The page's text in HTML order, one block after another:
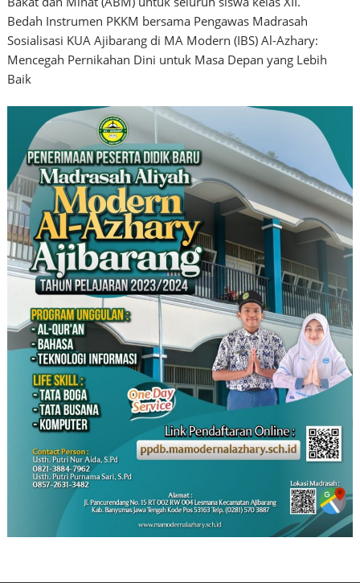
Bedah Instrumen PKKM bersama Pengawas Madrasah
Sosialisasi KUA Ajibarang di MA Modern (IBS) Al-Azhary:
Mencegah Pernikahan Dini untuk Masa Depan yang Lebih
Baik